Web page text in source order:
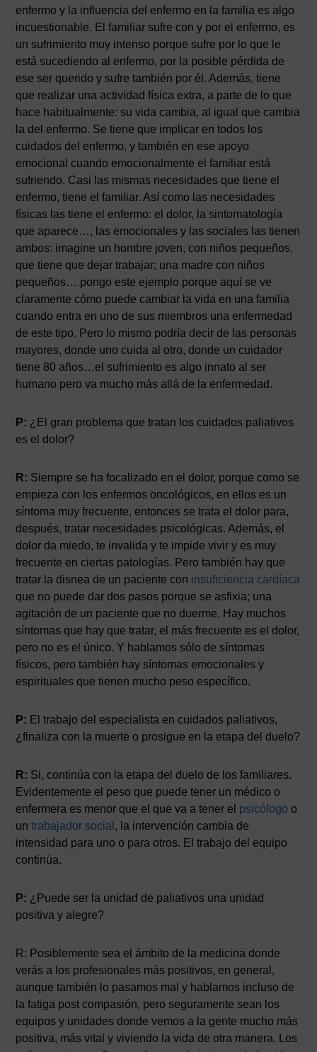
enfermo y la influencia del enfermo en la familia es algo
incuestionable. El familiar sufre con y por el enfermo, es
un sufrimiento muy intenso porque sufre por lo que le
está sucediendo al enfermo, por la posible pérdida de
ese ser querido y sufre también por él. Además, tiene
que realizar una actividad física extra, a parte de lo que
hace habitualmente: su vida cambia, al igual que cambia
la del enfermo. Se tiene que implicar en todos los
cuidados del enfermo, y también en ese apoyo
emocional cuando emocionalmente el familiar está
sufriendo. Casi las mismas necesidades que tiene el
enfermo, tiene el familiar. Así como las necesidades
físicas las tiene el enfermo: el dolor, la sintomatología
que aparece…, las emocionales y las sociales las tienen
ambos: imagine un hombre joven, con niños pequeños,
que tiene que dejar trabajar; una madre con niños
pequeños….pongo este ejemplo porque aquí se ve
claramente cómo puede cambiar la vida en una familia
cuando entra en uno de sus miembros una enfermedad
de este tipo. Pero lo mismo podría decir de las personas
mayores, donde uno cuida al otro, donde un cuidador
tiene 80 años…el sufrimiento es algo innato al ser
humano pero va mucho más allá de la enfermedad.
P: ¿El gran problema que tratan los cuidados paliativos
es el dolor?
R: Siempre se ha focalizado en el dolor, porque como se
empieza con los enfermos oncológicos, en ellos es un
síntoma muy frecuente, entonces se trata el dolor para,
después, tratar necesidades psicológicas. Además, el
dolor da miedo, te invalida y te impide vivir y es muy
frecuente en ciertas patologías. Pero también hay que
tratar la disnea de un paciente con insuficiencia cardíaca
que no puede dar dos pasos porque se asfixia; una
agitación de un paciente que no duerme. Hay muchos
síntomas que hay que tratar, el más frecuente es el dolor,
pero no es el único. Y hablamos sólo de síntomas
físicos, pero también hay síntomas emocionales y
espirituales que tienen mucho peso específico.
P: El trabajo del especialista en cuidados paliativos,
¿finaliza con la muerte o prosigue en la etapa del duelo?
R: Si, continúa con la etapa del duelo de los familiares.
Evidentemente el peso que puede tener un médico o
enfermera es menor que el que va a tener el psicólogo o
untrabajador social , la intervención cambia de
intensidad para uno o para otros. El trabajo del equipo
continúa.
P: ¿Puede ser la unidad de paliativos una unidad
positiva y alegre?
R: Posiblemente sea el ámbito de la medicina donde
verás a los profesionales más positivos, en general,
aunque también lo pasamos mal y hablamos incluso de
la fatiga post compasión, pero seguramente sean los
equipos y unidades donde vemos a la gente mucho más
positiva, más vital y viviendo la vida de otra manera. Los